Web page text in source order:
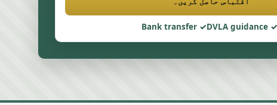
DVLA guidance
Bank transfer